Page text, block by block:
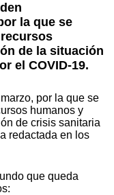
la que se
de la situación
el COVID-19.
por la que se
humanos y
de crisis sanitaria
redactada en los
que queda